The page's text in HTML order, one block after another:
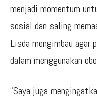
menjadi momentum
sosial dan saling
Lisda mengimbau
dalam menggunakan
“Saya juga